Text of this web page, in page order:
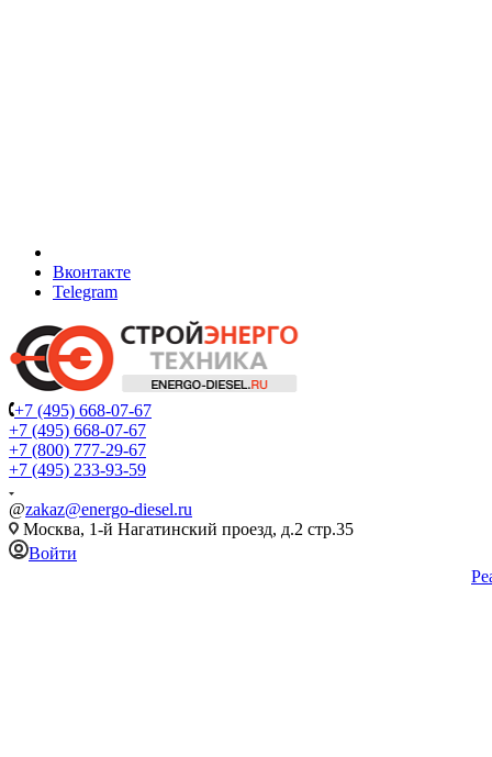
Вконтакте
Telegram
+7 (495) 668-07-67
+7 (495) 668-07-67
+7 (800) 777-29-67
+7 (495) 233-93-59
@zakaz@energo-diesel.ru
Москва, 1-й Нагатинский проезд, д.2 стр.35
Войти